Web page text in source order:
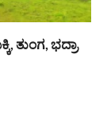
ತುಂಗ, ಭದ್ರಾ